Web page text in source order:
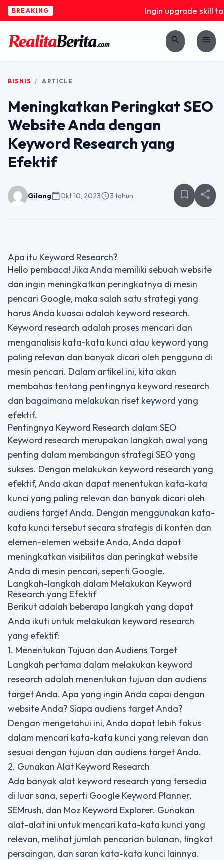
BREAKING Ingin upgrade skill
search menu
BISNIS / ARTICLE
Meningkatkan Peringkat SEO
Website Anda dengan
Keyword Research yang
Efektif
Gilangcalendar_todayOkt 10, 2023schedule3 tahun bookmark_border share
Apa itu Keyword Research?
Hello pembaca! Jika Anda memiliki sebuah website
dan ingin meningkatkan peringkatnya di mesin
pencari Google, maka salah satu strategi yang
harus Anda kuasai adalah keyword research.
Keyword research adalah proses mencari dan
menganalisis kata-kata kunci atau keyword yang
paling relevan dan banyak dicari oleh pengguna di
mesin pencari. Dalam artikel ini, kita akan
membahas tentang pentingnya keyword research
dan bagaimana melakukan riset keyword yang
efektif.
Pentingnya Keyword Research dalam SEO
Keyword research merupakan langkah awal yang
penting dalam membangun strategi SEO yang
sukses. Dengan melakukan keyword research yang
efektif, Anda akan dapat menentukan kata-kata
kunci yang paling relevan dan banyak dicari oleh
audiens target Anda. Dengan menggunakan kata-
kata kunci tersebut secara strategis di konten dan
elemen-elemen website Anda, Anda dapat
meningkatkan visibilitas dan peringkat website
Anda di mesin pencari, seperti Google.
Langkah-langkah dalam Melakukan Keyword
Research yang Efektif
Berikut adalah beberapa langkah yang dapat
Anda ikuti untuk melakukan keyword research
yang efektif:
1. Menentukan Tujuan dan Audiens Target
Langkah pertama dalam melakukan keyword
research adalah menentukan tujuan dan audiens
target Anda. Apa yang ingin Anda capai dengan
website Anda? Siapa audiens target Anda?
Dengan mengetahui ini, Anda dapat lebih fokus
dalam mencari kata-kata kunci yang relevan dan
sesuai dengan tujuan dan audiens target Anda.
2. Gunakan Alat Keyword Research
Ada banyak alat keyword research yang tersedia
di luar sana, seperti Google Keyword Planner,
SEMrush, dan Moz Keyword Explorer. Gunakan
alat-alat ini untuk mencari kata-kata kunci yang
relevan, melihat jumlah pencarian bulanan, tingkat
persaingan, dan saran kata-kata kunci lainnya.